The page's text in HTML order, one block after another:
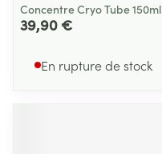
Concentre Cryo Tube 150ml
39,90 €
En rupture de stock